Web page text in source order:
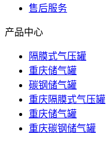
售后服务
产品中心
隔膜式气压罐
重庆储气罐
碳钢储气罐
重庆隔膜式气压罐
重庆储气罐
重庆碳钢储气罐